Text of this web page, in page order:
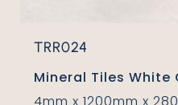
TRR024
Mineral Tiles